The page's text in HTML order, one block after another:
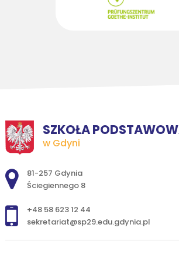
SZKOŁA
w Gdyni
Adres pocztowy:
81-257 Gdynia
Ściegiennego 8
+48 58 623 12 44
sekretariat@sp29.edu.gdynia.pl